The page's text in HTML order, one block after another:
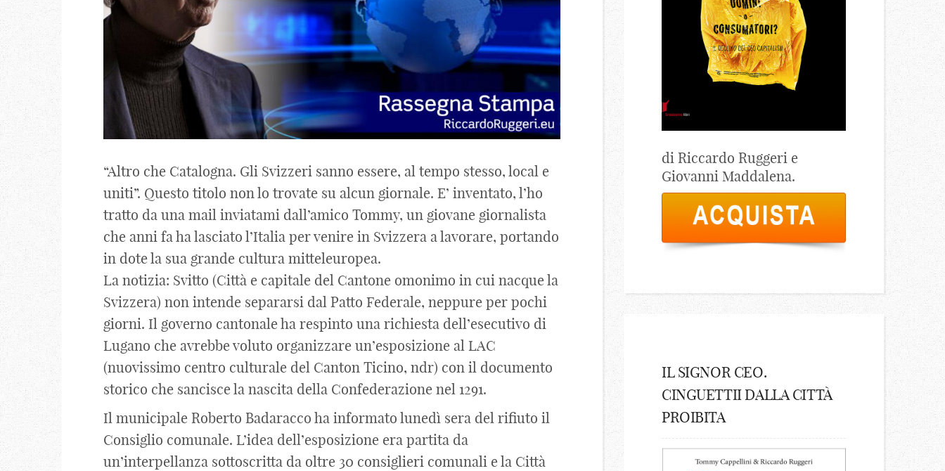
“Altro che Catalogna. Gli Svizzeri sanno essere, al tempo stesso, local e
uniti”. Questo titolo non lo trovate su alcun giornale. E’ inventato, l’ho
tratto da una mail inviatami dall’amico Tommy, un giovane giornalista
che anni fa ha lasciato l’Italia per venire in Svizzera a lavorare, portando
in dote la sua grande cultura mitteleuropea.
La notizia: Svitto (Città e capitale del Cantone omonimo in cui nacque la
Svizzera) non intende separarsi dal Patto Federale, neppure per pochi
giorni. Il governo cantonale ha respinto una richiesta dell’esecutivo di
Lugano che avrebbe voluto organizzare un’esposizione al LAC
(nuovissimo centro culturale del Canton Ticino, ndr) con il documento
storico che sancisce la nascita della Confederazione nel 1291.
Il municipale Roberto Badaracco ha informato lunedì sera del rifiuto il
Consiglio comunale. L’idea dell’esposizione era partita da
un’interpellanza sottoscritta da oltre 30 consiglieri comunali e la Città
di Riccardo Ruggeri e
Giovanni Maddalena.
IL SIGNOR CEO.
CINGUETTII DALLA CITTÀ
PROIBITA